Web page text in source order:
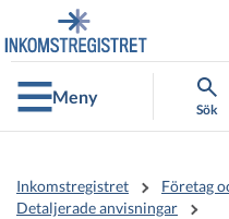
direkt
till
innehållet
till
hela
webbplatsens
sökningMeny
Sök
Inkomstregistret
Företag
Detaljerade anvisningar